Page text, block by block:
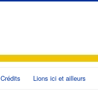
Crédits Lions ici et ailleurs